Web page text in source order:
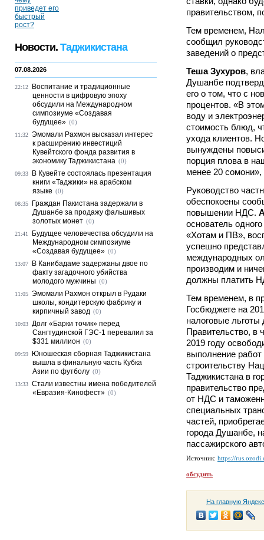
правительством,
Тем временем,
сообщил
заведений о
Теша Зухуров,
Душанбе
его о том, что с
процентов. «В
воду и
стоимость блюд,
ухода клиентов.
вынуждены
порция плова в
менее 20
Руководство
обеспокоены
повышении НДС.
основатель
«Хотам и ПВ»,
успешно
международных
производим и
должны платить
Тем временем, в
Госбюджете на
налоговые
Правительство, в
2019 году
выполнение работ
строительству
Таджикистана в
правительство
от НДС и
специальных
частей,
города Душанбе,
пассажирского
Источник: https://
обсудить
На главную
Новости. Таджикистана
07.08.2026
22:12
Воспитание и традиционные
ценности в цифровую эпоху
обсудили на Международном
симпозиуме «Создавая
будущее» (0)
11:32 Эмомали Рахмон высказал интерес
к расширению инвестиций
Кувейтского фонда развития в
экономику Таджикистана (0)
09:33
В Кувейте состоялась презентация
книги «Таджики» на арабском
языке (0)
08:35
Граждан Пакистана задержали в
Душанбе за продажу фальшивых
золотых монет (0)
21:41
Будущее человечества обсудили на
Международном симпозиуме
«Создавая будущее» (0)
13:07
В Канибадаме задержаны двое по
факту загадочного убийства
молодого мужчины (0)
11:05 Эмомали Рахмон открыл в Рудаки
школы, кондитерскую фабрику и
кирпичный завод (0)
10:03 Долг «Барки точик» перед
Сангтудинской ГЭС-1 перевалил за
$331 миллион (0)
09:59
Юношеская сборная Таджикистана
вышла в финальную часть Кубка
Азии по футболу (0)
13:33 Стали известны имена победителей
«Евразия-Кинофест» (0)